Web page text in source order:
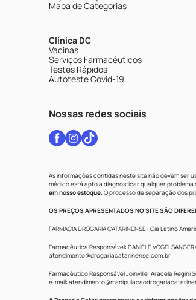
Mapa de Categorias
Clínica DC
Vacinas
Serviços Farmacêuticos
Testes Rápidos
Autoteste Covid-19
Nossas redes sociais
As informações contidas neste site não devem ser
médico está apto a diagnosticar qualquer
em nosso estoque.O processo de separação dos
OS PREÇOS APRESENTADOS NO SITE SÃO
FARMÁCIA DROGARIA CATARINENSE | Cia Latino
Farmacêutica Responsável: DANIELE
atendimento@drogariacatarinense.com.br
Farmacêutico Responsável Joinville: Aracele Regini
e-mail: